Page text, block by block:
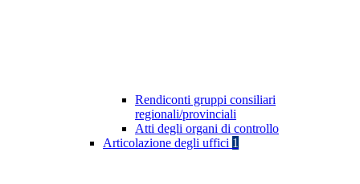
Rendiconti gruppi consiliari
regionali/provinciali
Atti degli organi di controllo
Articolazione degli uffici 1